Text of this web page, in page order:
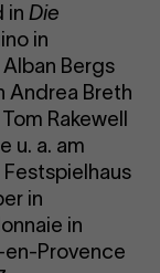
inDie
in
Bergs
Andrea Breth
Rakewell
u. a. am
Festspielhaus
in
in
en-Provence